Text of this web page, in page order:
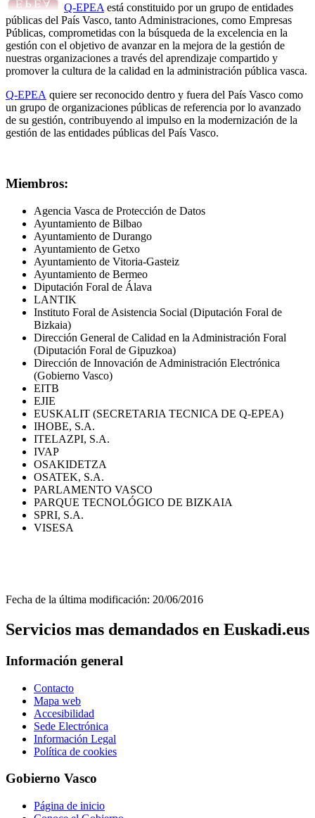
Q-EPEA está constituido por un grupo de entidades
públicas del País Vasco, tanto Administraciones, como Empresas
Públicas, comprometidas con la búsqueda de la excelencia en la
gestión con el objetivo de avanzar en la mejora de la gestión de
nuestras organizaciones a través del aprendizaje compartido y
promover la cultura de la calidad en la administración pública vasca.
Q-EPEA quiere ser reconocido dentro y fuera del País Vasco como
un grupo de organizaciones públicas de referencia por lo avanzado
de su gestión, contribuyendo al impulso en la modernización de la
gestión de las entidades públicas del País Vasco.
Miembros:
Agencia Vasca de Protección de Datos
Ayuntamiento de Bilbao
Ayuntamiento de Durango
Ayuntamiento de Getxo
Ayuntamiento de Vitoria-Gasteiz
Ayuntamiento de Bermeo
Diputación Foral de Álava
LANTIK
Instituto Foral de Asistencia Social (Diputación Foral de
Bizkaia)
Dirección General de Calidad en la Administración Foral
(Diputación Foral de Gipuzkoa)
Dirección de Innovación de Administración Electrónica
(Gobierno Vasco)
EITB
EJIE
EUSKALIT (SECRETARIA TECNICA DE Q-EPEA)
IHOBE, S.A.
ITELAZPI, S.A.
IVAP
OSAKIDETZA
OSATEK, S.A.
PARLAMENTO VASCO
PARQUE TECNOLÓGICO DE BIZKAIA
SPRI, S.A.
VISESA
Fecha de la última modificación: 20/06/2016
Servicios mas demandados en Euskadi.eus
Información general
Contacto
Mapa web
Accesibilidad
Sede Electrónica
Información Legal
Política de cookies
Gobierno Vasco
Página de inicio